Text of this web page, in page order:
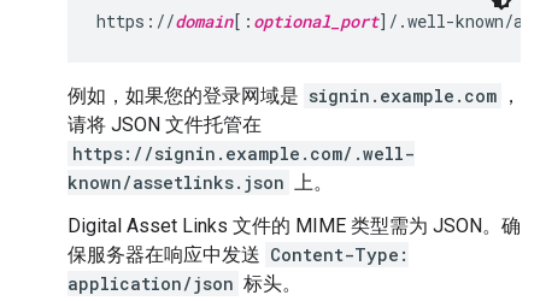
https://domain[: optional_port]/.well-known/
例如，如果您的登录网域是 signin.example.com ，
请将 JSON 文件托管在
https://signin.example.com/.well-
known/assetlinks.json 上。
Digital Asset Links 文件的 MIME 类型需为 JSON。确
保服务器在响应中发送 Content-Type:
application/json 标头。